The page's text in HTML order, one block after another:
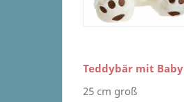
Teddybär mit Baby
25 cm groß